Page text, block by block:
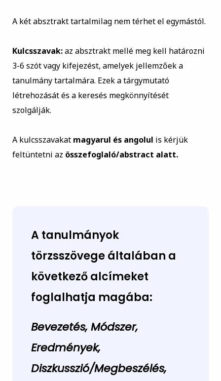
A két absztrakt tartalmilag nem térhet el egymástól.
Kulcsszavak:az absztrakt mellé meg kell határozni
3-6 szót vagy kifejezést, amelyek jellemzőek a
tanulmány tartalmára. Ezek a tárgymutató
létrehozását és a keresés megkönnyítését
szolgálják.
A kulcsszavakat magyarul és angolul is kérjük
feltüntetni az összefoglaló/abstract alatt.
A tanulmányok
törzsszövege általában a
következő alcímeket
foglalhatja magába:
Bevezetés, Módszer,
Eredmények,
Diszkusszió/Megbeszélés,